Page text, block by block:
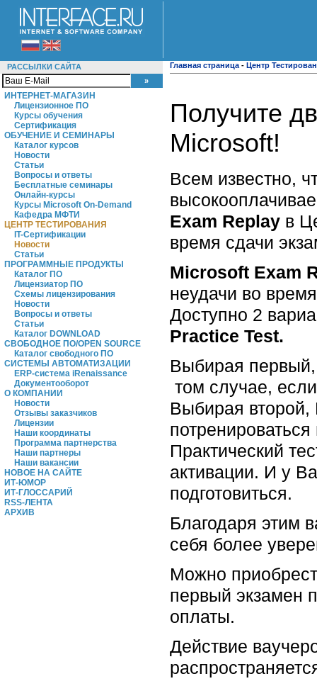
РАССЫЛКИ САЙТА
ИНТЕРНЕТ-МАГАЗИН
Лицензионное ПО
Курсы обучения
Сертификация
ОБУЧЕНИЕ И СЕМИНАРЫ
Каталог курсов
Новости
Статьи
Вопросы и ответы
Бесплатные семинары
Онлайн-курсы
Курсы Microsoft On-Demand
Кафедра МФТИ
ЦЕНТР ТЕСТИРОВАНИЯ
IT-Сертификации
Новости
Статьи
ПРОГРАММНЫЕ ПРОДУКТЫ
Каталог ПО
Лицензиатор ПО
Схемы лицензирования
Новости
Вопросы и ответы
Статьи
Каталог DOWNLOAD
СВОБОДНОЕ ПО/OPEN SOURCE
Каталог свободного ПО
СИСТЕМЫ АВТОМАТИЗАЦИИ
ERP-система iRenaissance
Документооборот
О КОМПАНИИ
Новости
Отзывы заказчиков
Лицензии
Наши координаты
Программа партнерства
Наши партнеры
Наши вакансии
НОВОЕ НА САЙТЕ
ИТ-ЮМОР
ИТ-ГЛОССАРИЙ
RSS-ЛЕНТА
АРХИВ
Главная страница - Центр
Получите
Microsoft!
Всем известно,
Exam Replay в
время сдачи
Microsoft Exam
неудачи во
Доступно 2
Practice Test.
Выбирая первый,
том случае,
Выбирая второй,
Практический
активации. И у
подготовиться.
Благодаря этим
себя более
Можно
первый экзамен
оплаты.
Действие